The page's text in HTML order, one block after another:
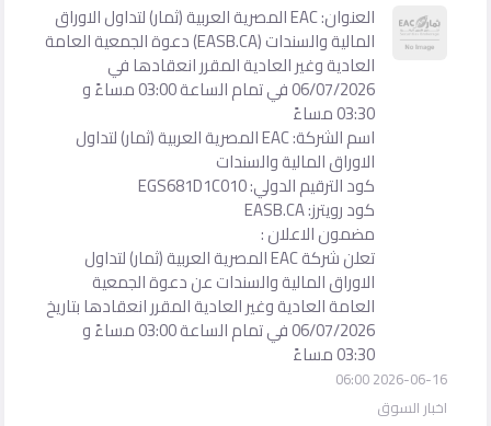
العنوان: EAC المصرية العربية (ثمار) لتداول الاوراق
المالية والسندات (EASB.CA) دعوة الجمعية العامة
العادية وغير العادية المقرر انعقادها في
06/07/2026 في تمام الساعة 03:00 مساءً و
03:30 مساءً
اسم الشركة: EAC المصرية العربية (ثمار) لتداول
الاوراق المالية والسندات
كود الترقيم الدولي: EGS681D1C010
كود رويترز: EASB.CA
مضمون الاعلان :
تعلن شركة EAC المصرية العربية (ثمار) لتداول
الاوراق المالية والسندات عن دعوة الجمعية
العامة العادية وغير العادية المقرر انعقادها بتاريخ
06/07/2026 في تمام الساعة 03:00 مساءً و
03:30 مساءً
2026-06-16 06:00
اخبار السوق